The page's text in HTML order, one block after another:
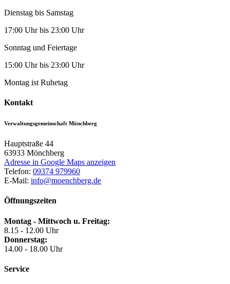
Dienstag bis Samstag
17:00 Uhr bis 23:00 Uhr
Sonntag und Feiertage
15:00 Uhr bis 23:00 Uhr
Montag ist Ruhetag
Kontakt
Verwaltungsgemeinschaft Mönchberg
Hauptstraße 44
63933 Mönchberg
Adresse in Google Maps anzeigen
Telefon: 09374 979960
E-Mail: info@moenchberg.de
Öffnungszeiten
Montag - Mittwoch u. Freitag:
8.15 - 12.00 Uhr
Donnerstag:
14.00 - 18.00 Uhr
Service